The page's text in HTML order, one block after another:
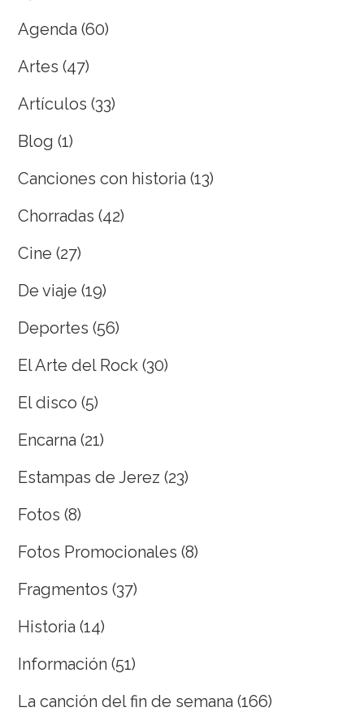
Agenda (60)
Artes (47)
Artículos (33)
Blog (1)
Canciones con historia (13)
Chorradas (42)
Cine (27)
De viaje (19)
Deportes (56)
El Arte del Rock (30)
El disco (5)
Encarna (21)
Estampas de Jerez (23)
Fotos (8)
Fotos Promocionales (8)
Fragmentos (37)
Historia (14)
Información (51)
La canción del fin de semana (166)